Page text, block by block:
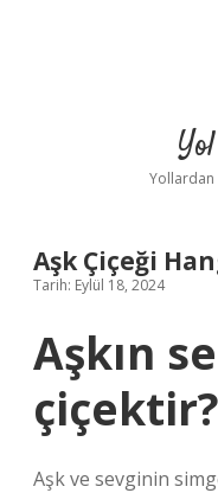
Yollardan
Aşk Çiçeği
Tarih: Eylül 18, 2024
Aşkın
çiçektir?
Aşk ve sevginin